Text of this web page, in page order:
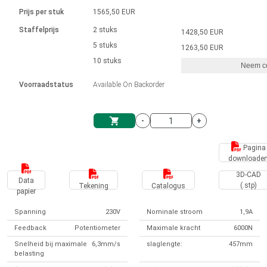
Eenheidssysteem
Solenoïden
driver
Ø 28-42| 1-1400 rpm | <= 290Ncm
Borstelloze DC-motordrivers
Borstel DC-motordrivers DPWM-
Stappenmotor drivers
Synchroon-asynchroon | voor 1-4 aandrijvingen
Besturingskasten
Synchroon-asynchroon | voor 1-4 aandrijvingen
Français (EUR)
Norsk (NOK)
Suomi (EUR)
Svenska (SEK)
Prijs per stuk
Staffelprijs
Voorraadstatus
1565,50 EUR
2 stuks
5 stuks
10 stuks
Available On Backorder
1428,50 EUR
1263,50 EUR
Neem
- +
Pagina
Data
papier
Tekening Catalogus
3D-CAD
(.stp)
Spanning 230V Nominale stroom 1,9A
Feedback Potentiometer Maximale kracht 6000N
Snelheid bij maximale
belasting
6,3mm/s slaglengte: 457mm